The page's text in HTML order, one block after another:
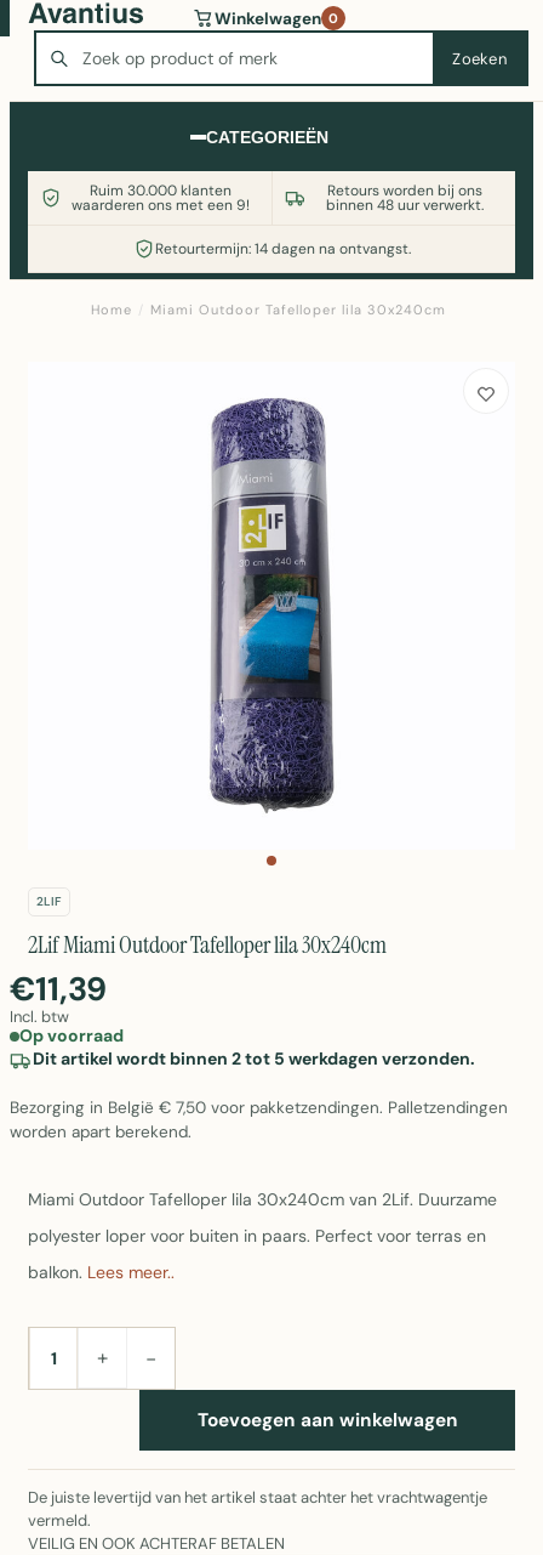
Zoeken
Winkelwagen 0
CATEGORIEËN
Ruim 30.000 klanten
waarderen ons met een 9!
Retours worden bij ons
binnen 48 uur verwerkt.
Retourtermijn: 14 dagen na ontvangst.
Wasmachine of koelkast nodig? Vergelijk alle prijzen op
Witgoedaanbod.nl
Home / Miami Outdoor Tafelloper lila 30x240cm
2LIF
2Lif Miami Outdoor Tafelloper lila 30x240cm
€11,39
Incl. btw
Op voorraad
Dit artikel wordt binnen 2 tot 5 werkdagen verzonden.
Bezorging in België € 7,50 voor pakketzendingen. Palletzendingen
worden apart berekend.
Miami Outdoor Tafelloper lila 30x240cm van 2Lif. Duurzame
polyester loper voor buiten in paars. Perfect voor terras en
balkon. Lees meer..
AANTAL+ −
Toevoegen aan winkelwagen
De juiste levertijd van het artikel staat achter het vrachtwagentje
vermeld.
VEILIG EN OOK ACHTERAF BETALEN